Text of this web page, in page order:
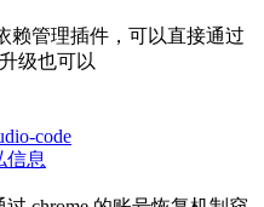
赖管理插件，可以直接通过
级也可以
code
信息